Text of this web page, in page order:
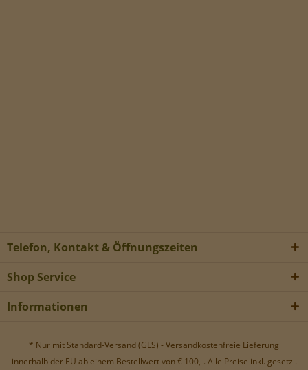
Telefon, Kontakt & Öffnungszeiten
Shop Service
Informationen
* Nur mit Standard-Versand (GLS) - Versandkostenfreie Lieferung
innerhalb der EU ab einem Bestellwert von € 100,-. Alle Preise inkl. gesetzl.